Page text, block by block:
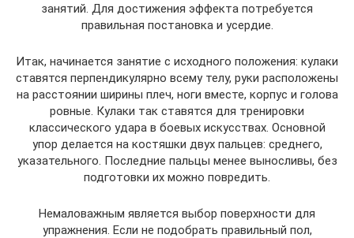
занятий. Для достижения эффекта потребуется
правильная постановка и усердие.
Итак, начинается занятие с исходного положения: кулаки
ставятся перпендикулярно всему телу, руки расположены
на расстоянии ширины плеч, ноги вместе, корпус и голова
ровные. Кулаки так ставятся для тренировки
классического удара в боевых искусствах. Основной
упор делается на костяшки двух пальцев: среднего,
указательного. Последние пальцы менее выносливы, без
подготовки их можно повредить.
Немаловажным является выбор поверхности для
упражнения. Если не подобрать правильный пол,